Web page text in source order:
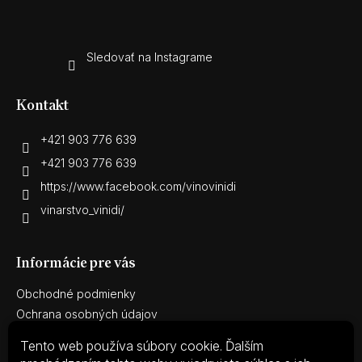
Tento web používa súbory cookie. Ďalším
Sledovať na Instagrame
Kontakt
+421 903 776 639
+421 903 776 639
https://www.facebook.com/vinovinidi
vinarstvo_vinidi/
Informácie pre vás
Obchodné podmienky
Ochrana osobných údajov
Reklamačný protokol